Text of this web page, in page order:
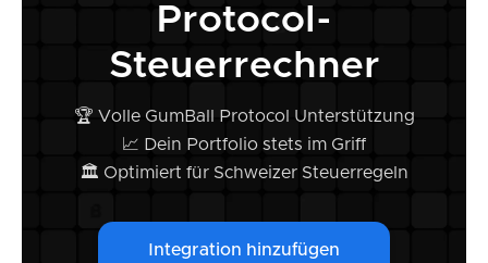
Protocol-
Steuerrechner
🏆 Volle GumBall Protocol Unterstützung
📈 Dein Portfolio stets im Griff
🏛️ Optimiert für Schweizer Steuerregeln
Integration hinzufügen